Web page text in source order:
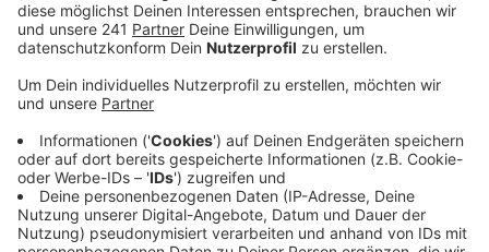
Veröffentlicht: Mittwoch, 22.02.2023 18:19
Anzeige
Die Hydraulik des Fährschiffs muss von einer
Fachfirma nochmal durchgecheckt werden, bevor es
wieder fahren konnte, heißt es vom Betreiber. Das
passierte erst am Donnerstag im Tagesverlauf.